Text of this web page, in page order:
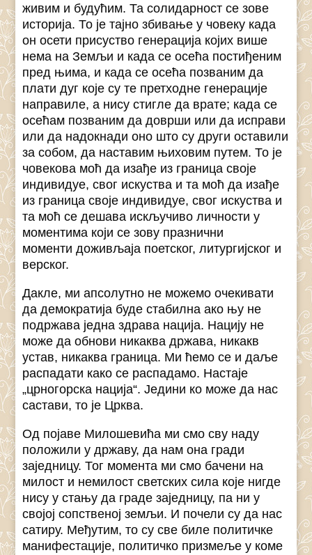
живим и будућим. Та солидарност се зове
историја. То је тајно збивање у човеку када
он осети присуство генерација којих више
нема на Земљи и када се осећа постиђеним
пред њима, и када се осећа позваним да
плати дуг које су те претходне генерације
направиле, а нису стигле да врате; када се
осећам позваним да доврши или да исправи
или да надокнади оно што су други оставили
за собом, да наставим њиховим путем. То је
човекова моћ да изађе из граница своје
индивидуе, свог искуства и та моћ да изађе
из граница своје индивидуе, свог искуства и
та моћ се дешава искључиво личности у
моментима који се зову празнични
моменти доживљаја поетског, литургијског и
верског.
Дакле, ми апсолутно не можемо очекивати
да демократија буде стабилна ако њу не
подржава једна здрава нација. Нацију не
може да обнови никаква држава, никакв
устав, никаква граница. Ми ћемо се и даље
распадати како се распадамо. Настаје
„црногорска нација“. Једини ко може да нас
састави, то је Црква.
Од појаве Милошевића ми смо сву наду
положили у државу, да нам она гради
заједницу. Тог момента ми смо бачени на
милост и немилост светских сила које нигде
нису у стању да граде заједницу, па ни у
својој сопственој земљи. И почели су да нас
сатиру. Међутим, то су све биле политичке
манифестације, политичко призмеље у коме